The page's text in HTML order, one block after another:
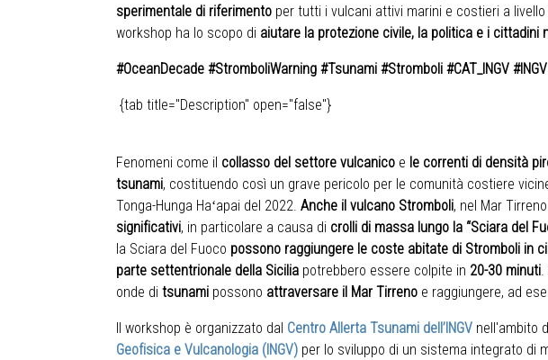
sperimentale di riferimento per tutti i vulcani attivi marini e costieri a
workshop ha lo scopo di aiutare la protezione civile, la politica e i
#OceanDecade #StromboliWarning #Tsunami #Stromboli #CAT_INGV
{tab title="Description" open="false"}
Fenomeni come il collasso del settore vulcanico e le correnti di densità
tsunami, costituendo così un grave pericolo per le comunità costiere
Tonga-Hunga Haʻapai del 2022. Anche il vulcano Stromboli, nel Mar
significativi, in particolare a causa di crolli di massa lungo la “Sciara del
la Sciara del Fuoco possono raggiungere le coste abitate di Stromboli in
parte settentrionale della Sicilia potrebbero essere colpite in 20-30 minuti.
onde di tsunami possono attraversare il Mar Tirreno e raggiungere, ad
Il workshop è organizzato dal Centro Allerta Tsunami dell’INGV nell'ambito
Geofisica e Vulcanologia (INGV) per lo sviluppo di un sistema integrato di